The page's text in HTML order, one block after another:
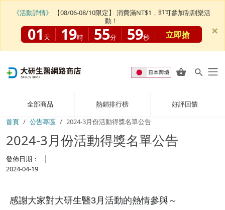
全部商品 熱銷排行榜
好評回饋
首頁
公告專區 2024-3月份活動得獎名單公告
2024-3月份活動得獎名單公告
發佈日期：
2024-04-19
感謝大家對大研生醫3月活動的熱情參與～
《活動詳情》
【08/06-08/10限定】 消費滿NT$1，即可參加刮刮樂活
動！
01 天 19時 55分 59秒 立即搶 ×